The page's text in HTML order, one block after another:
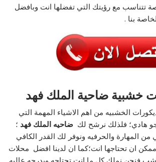
تتناسب مع رؤيتك التي تفضلها انت وبافضل
بنا .
خشبية ضاحية الملك فهد
الخشبيه من اهم الاشياء المهمة التي
هادي؛ فلذلك نرشح لكضاحيه الملك فهد ؛
من المهارة والحرفيه ونوفر لك القدر الكافي
ان تحتاجها انت؛كما ان لدينا افضل محلات